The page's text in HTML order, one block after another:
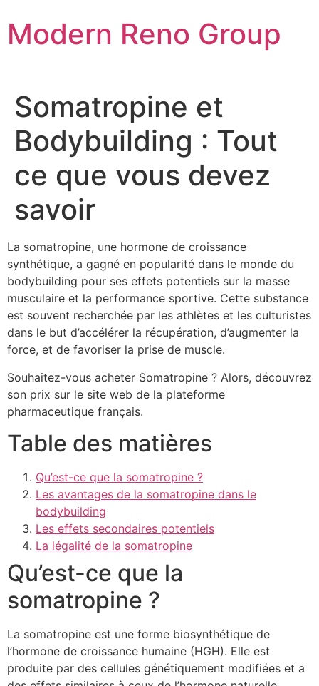
to
content
Modern Reno Group
Somatropine et
Bodybuilding : Tout
ce que vous devez
savoir
La somatropine, une hormone de croissance
synthétique, a gagné en popularité dans le monde du
bodybuilding pour ses effets potentiels sur la masse
musculaire et la performance sportive. Cette substance
est souvent recherchée par les athlètes et les culturistes
dans le but d’accélérer la récupération, d’augmenter la
force, et de favoriser la prise de muscle.
Souhaitez-vous acheter Somatropine ? Alors, découvrez
son prix sur le site web de la plateforme
pharmaceutique français.
Table des matières
Qu’est-ce que la somatropine ?
Les avantages de la somatropine dans le
bodybuilding
Les effets secondaires potentiels
La légalité de la somatropine
Qu’est-ce que la
somatropine ?
La somatropine est une forme biosynthétique de
l’hormone de croissance humaine (HGH). Elle est
produite par des cellules génétiquement modifiées et a